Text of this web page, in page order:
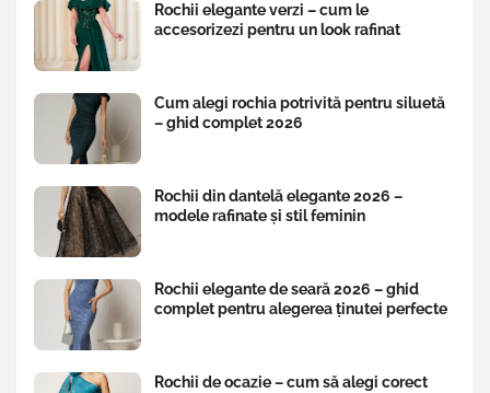
Rochii elegante verzi – cum le
accesorizezi pentru un look rafinat
Cum alegi rochia potrivită pentru siluetă
– ghid complet 2026
Rochii din dantelă elegante 2026 –
modele rafinate și stil feminin
Rochii elegante de seară 2026 – ghid
complet pentru alegerea ținutei perfecte
Rochii de ocazie – cum să alegi corect